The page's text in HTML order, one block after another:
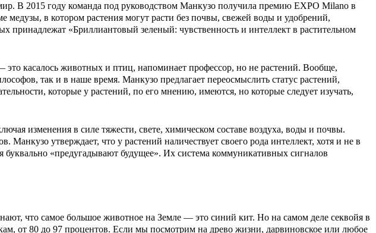
В 2015 году команда под руководством Манкузо получила премию EXPO Milano в
в котором растения могут расти без почвы, свежей воды и удобрений,
принадлежат «Бриллиантовый зеленый: чувственность и интеллект в растительном
касалось животных и птиц, напоминает профессор, но не растений. Вообще,
так и в наше время. Манкузо предлагает переосмыслить статус растений,
которые у растений, по его мнению, имеются, но которые следует изучать,
изменения в силе тяжести, свете, химическом составе воздуха, воды и почвы.
утверждает, что у растений наличествует своего рода интеллект, хотя и не в
«предугадывают будущее». Их система коммуникативных сигналов
что самое большое животное на Земле — это синий кит. Но на самом деле секвойя в
от 80 до 97 процентов. Если мы посмотрим на древо жизни, дарвиновское или любое